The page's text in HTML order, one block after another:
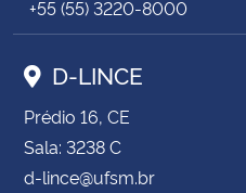
+55 (55) 3220-8000
D-LINCE
Prédio 16, CE
Sala: 3238 C
d-lince@ufsm.br